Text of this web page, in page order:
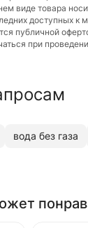
виде товара
доступных к
публичной
при
вода без газа